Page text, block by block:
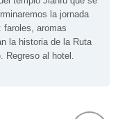
la jornada
faroles, aromas
la historia de la Ruta
al hotel.